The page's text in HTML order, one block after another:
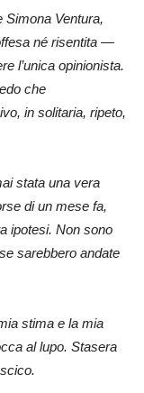
Simona Ventura,
né risentita —
l’unica opinionista.
che
in solitaria, ripeto,
stata una vera
di un mese fa,
ipotesi. Non sono
sarebbero andate
stima e la mia
al lupo. Stasera